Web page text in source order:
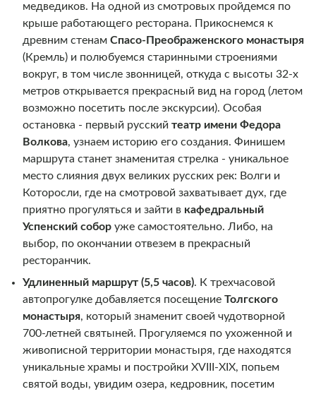
медведиков. На одной из смотровых пройдемся по
крыше работающего ресторана. Прикоснемся к
древним стенам Спасо-Преображенского монастыря
(Кремль) и полюбуемся старинными строениями
вокруг, в том числе звонницей, откуда с высоты 32-х
метров открывается прекрасный вид на город (летом
возможно посетить после экскурсии). Особая
остановка - первый русский театр имени Федора
Волкова, узнаем историю его создания. Финишем
маршрута станет знаменитая стрелка - уникальное
место слияния двух великих русских рек: Волги и
Которосли, где на смотровой захватывает дух, где
приятно прогуляться и зайти в кафедральный
Успенский соборуже самостоятельно. Либо, на
выбор, по окончании отвезем в прекрасный
ресторанчик.
Удлиненный маршрут (5,5 часов). К трехчасовой
автопрогулке добавляется посещение Толгского
монастыря, который знаменит своей чудотворной
700-летней святыней. Прогуляемся по ухоженной и
живописной территории монастыря, где находятся
уникальные храмы и постройки XVIII-XIX, попьем
святой воды, увидим озера, кедровник, посетим